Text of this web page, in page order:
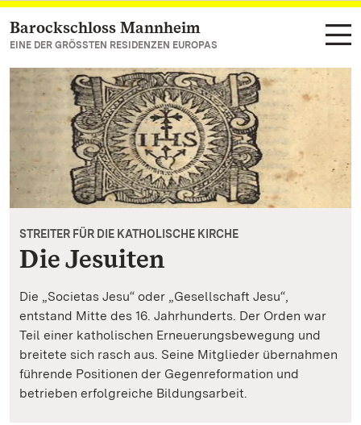
Zum Hauptinhalt springen
Barockschloss Mannheim
EINE DER GRÖSSTEN RESIDENZEN EUROPAS
STREITER FÜR DIE KATHOLISCHE KIRCHE
Die Jesuiten
Die „Societas Jesu“ oder „Gesellschaft Jesu“,
entstand Mitte des 16. Jahrhunderts. Der Orden war
Teil einer katholischen Erneuerungsbewegung und
breitete sich rasch aus. Seine Mitglieder übernahmen
führende Positionen der Gegenreformation und
betrieben erfolgreiche Bildungsarbeit.